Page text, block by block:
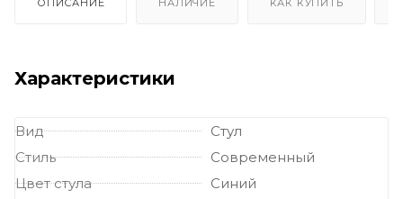
Характеристики
Вид
Стул
Стиль
Современный
Цвет стула
Синий